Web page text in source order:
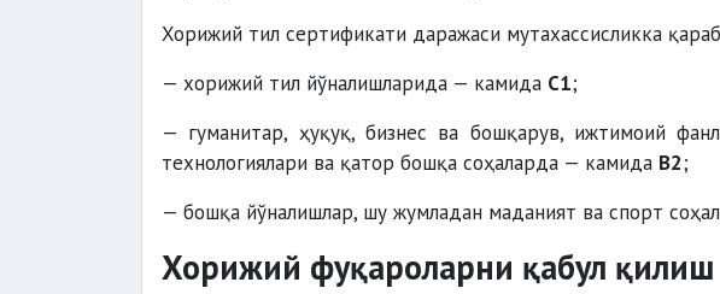
Хорижий тил сертификати даражаси мутахассисликка
— хорижий тил йўналишларида — камида C1;
— гуманитар, ҳуқуқ, бизнес ва бошқарув, ижтимоий
технологиялари ва қатор бошқа соҳаларда — камида B2;
— бошқа йўналишлар, шу жумладан маданият ва спорт
Хорижий фуқароларни қабул қилиш